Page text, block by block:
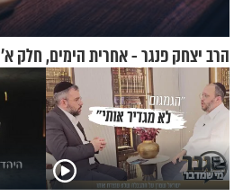
הרב יצחק פנגר - אחרית הימים, חלק א’